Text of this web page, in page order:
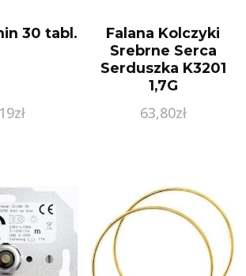
30 tabl.
zł
Falana Kolczyki
Srebrne Serca
Serduszka K3201
1,7G
63,80zł